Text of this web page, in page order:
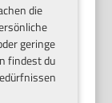
die
geringe
findest du